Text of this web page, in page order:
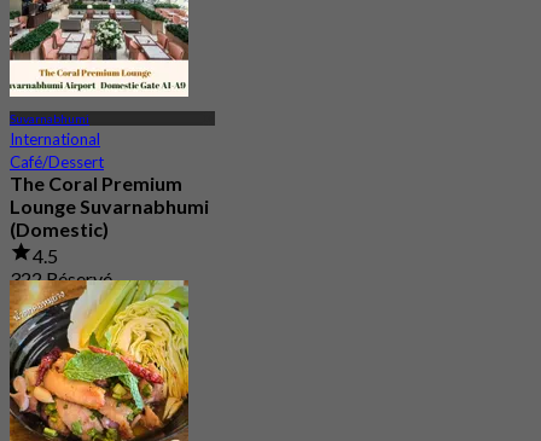
Suvarnabhumi
International
Café/Dessert
The Coral Premium
Lounge Suvarnabhumi
(Domestic)
4.5
322 Réservé
De฿ 800